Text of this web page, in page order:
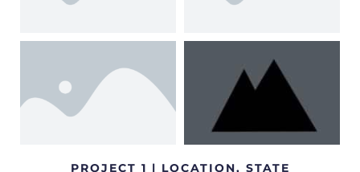
PROJECT 1 | LOCATION, STATE